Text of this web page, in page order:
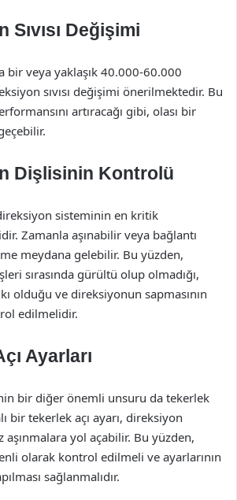
Değişimi
bir veya yaklaşık 40.000-60.000
sıvısı değişimi önerilmektedir. Bu
artıracağı gibi, olası bir
Dişlisinin Kontrolü
sisteminin en kritik
Zamanla aşınabilir veya bağlantı
meydana gelebilir. Bu yüzden,
sırasında gürültü olup olmadığı,
olduğu ve direksiyonun sapmasının
edilmelidir.
Ayarları
bir diğer önemli unsuru da tekerlek
bir tekerlek açı ayarı, direksiyon
aşınmalara yol açabilir. Bu yüzden,
olarak kontrol edilmeli ve ayarlarının
sağlanmalıdır.